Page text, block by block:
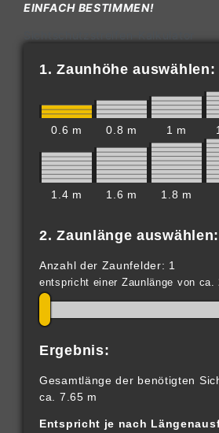
EINFACH BESTIMMEN!
1. Zaunhöhe auswählen:
0.6 m 0.8 m 1 m
1.4 m 1.6 m 1.8 m
2. Zaunlänge auswählen:
Anzahl der Zaunfelder: 1
entspricht einer Zaunlänge von ca.
Ergebnis:
Gesamtlänge der benötigten
ca. 7.65 m
Entspricht je nach